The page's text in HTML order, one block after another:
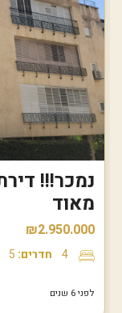
מאוד
₪2.950.000
4 חדרים: 5
לפני 6 שנים